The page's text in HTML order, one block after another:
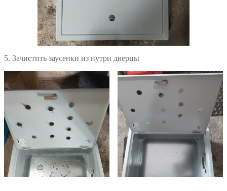
5. Зачистить заусенки из нутри дверцы